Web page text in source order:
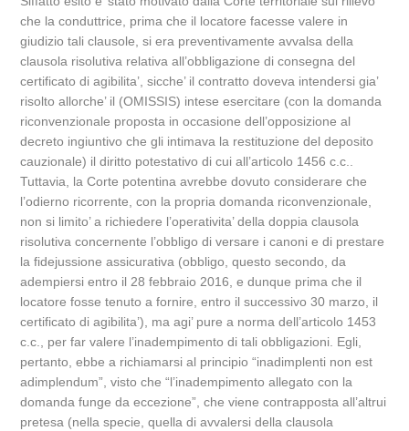
che la conduttrice, prima che il locatore facesse valere in
giudizio tali clausole, si era preventivamente avvalsa della
clausola risolutiva relativa all’obbligazione di consegna del
certificato di agibilita’, sicche’ il contratto doveva intendersi gia’
risolto allorche’ il (OMISSIS) intese esercitare (con la domanda
riconvenzionale proposta in occasione dell’opposizione al
decreto ingiuntivo che gli intimava la restituzione del deposito
cauzionale) il diritto potestativo di cui all’articolo 1456 c.c..
Tuttavia, la Corte potentina avrebbe dovuto considerare che
l’odierno ricorrente, con la propria domanda riconvenzionale,
non si limito’ a richiedere l’operativita’ della doppia clausola
risolutiva concernente l’obbligo di versare i canoni e di prestare
la fidejussione assicurativa (obbligo, questo secondo, da
adempiersi entro il 28 febbraio 2016, e dunque prima che il
locatore fosse tenuto a fornire, entro il successivo 30 marzo, il
certificato di agibilita’), ma agi’ pure a norma dell’articolo 1453
c.c., per far valere l’inadempimento di tali obbligazioni. Egli,
pertanto, ebbe a richiamarsi al principio “inadimplenti non est
adimplendum”, visto che “l’inadempimento allegato con la
domanda funge da eccezione”, che viene contrapposta all’altrui
pretesa (nella specie, quella di avvalersi della clausola